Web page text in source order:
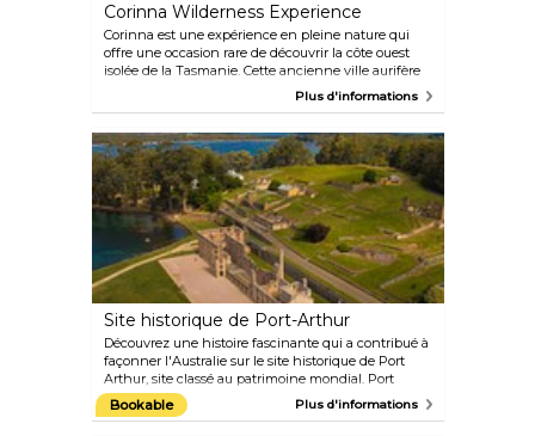
Corinna Wilderness Experience
Corinna est une expérience en pleine nature qui
offre une occasion rare de découvrir la côte ouest
isolée de la Tasmanie. Cette ancienne ville aurifère
est la porte sud de la forêt de Tarkine, d'une
visiteurs un accès à une riche histoire pionnière et
naturelle. Situé dans une forêt pluviale tempérée
immaculée, le Corinna propose un hébergement en
cottage, une maison d'hôtes majestueuse ainsi que
le Tarkine Hotel and Tannin Restaurant, qui sert
des produits régionaux sur place.
Plus d'informations
Site historique de Port-Arthur
Découvrez une histoire fascinante qui a contribué à
façonner l'Australie sur le site historique de Port
Arthur, site classé au patrimoine mondial. Port
Arthur est le camp de condamnés le mieux préservé
d'Australie et l'un des sites de l'ère des condamnés
Bookable Plus d'informations